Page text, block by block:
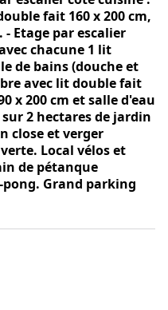
fait 160 x 200 cm,
- Etage par escalier
chacune 1 lit
de bains (douche et
avec lit double fait
x 200 cm et salle d'eau
2 hectares de jardin
close et verger
Local vélos et
de pétanque
Grand parking